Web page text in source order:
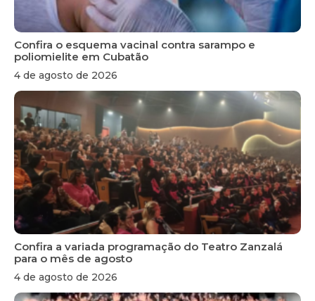
Confira o esquema vacinal contra sarampo e
poliomielite em Cubatão
4 de agosto de 2026
Confira a variada programação do Teatro Zanzalá
para o mês de agosto
4 de agosto de 2026